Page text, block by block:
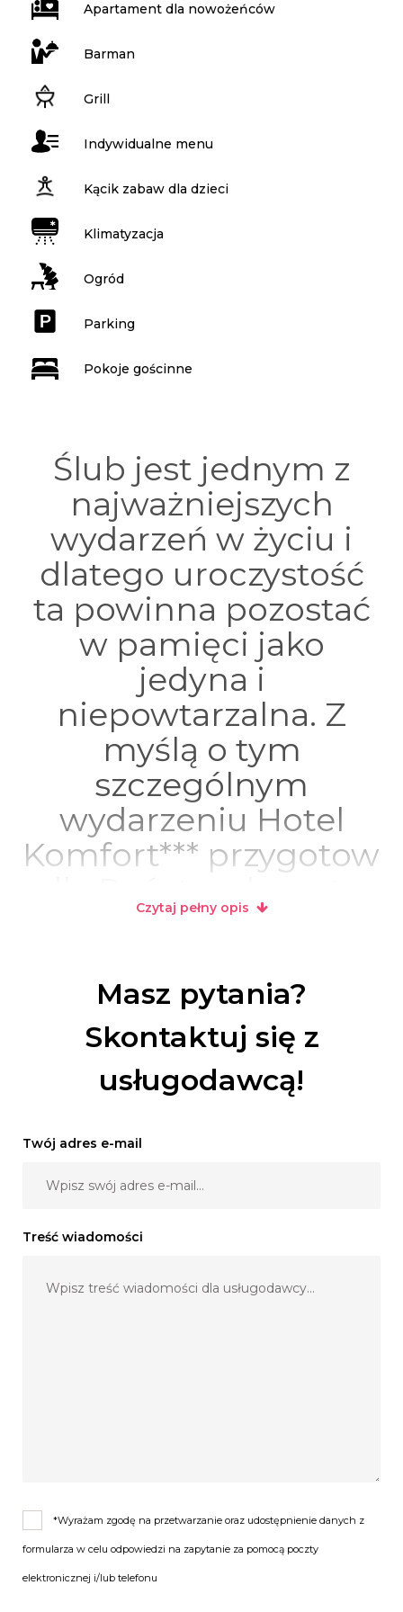
Apartament dla nowożeńców
Barman
Grill
Indywidualne menu
Kącik zabaw dla dzieci
Klimatyzacja
Ogród
Parking
Pokoje gościnne
Ślub jest jednym z
najważniejszych
wydarzeń w życiu i
dlatego uroczystość
ta powinna pozostać
w pamięci jako
jedyna i
niepowtarzalna. Z
myślą o tym
szczególnym
wydarzeniu Hotel
Komfort***
ofertę weselną.
bankietowa pozwala
na organizację
przyjęcia weselnego
do 150 osób. Sala –
klimatyzowana,
gustowna, utrzymana
w ciepłej i jasnej
kolorystyce.
Dajemy Państwu
podejmiemy się
organizacji tak
Czytaj pełny opis
Masz pytania?
Skontaktuj się z
usługodawcą!
Twój adres e-mail
Treść wiadomości
*Wyrażam zgodę na przetwarzanie oraz udostępnienie danych z
formularza w celu odpowiedzi na zapytanie za pomocą poczty
elektronicznej i/lub telefonu